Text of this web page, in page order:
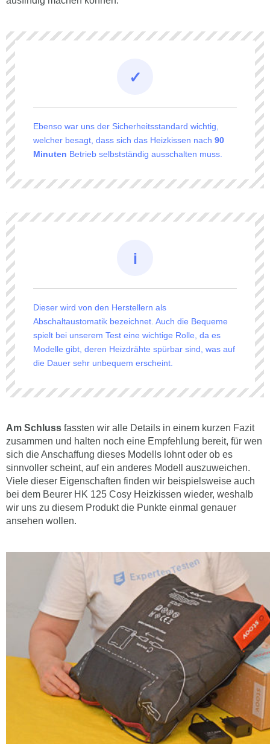
Ebenso war uns der Sicherheitsstandard wichtig,
welcher besagt, dass sich das Heizkissen nach 90
Minuten Betrieb selbstständig ausschalten muss.
Dieser wird von den Herstellern als
Abschaltaustomatik bezeichnet. Auch die Bequeme
spielt bei unserem Test eine wichtige Rolle, da es
Modelle gibt, deren Heizdrähte spürbar sind, was auf
die Dauer sehr unbequem erscheint.
Am Schluss fassten wir alle Details in einem kurzen Fazit
zusammen und halten noch eine Empfehlung bereit, für wen
sich die Anschaffung dieses Modells lohnt oder ob es
sinnvoller scheint, auf ein anderes Modell auszuweichen.
Viele dieser Eigenschaften finden wir beispielsweise auch
bei dem Beurer HK 125 Cosy Heizkissen wieder, weshalb
wir uns zu diesem Produkt die Punkte einmal genauer
ansehen wollen.